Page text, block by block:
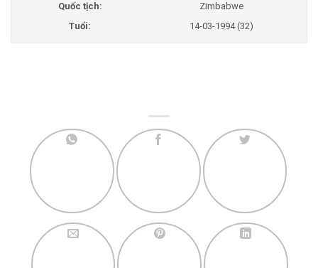
Quốc tịch:
Zimbabwe
Tuổi:
14-03-1994 (32)